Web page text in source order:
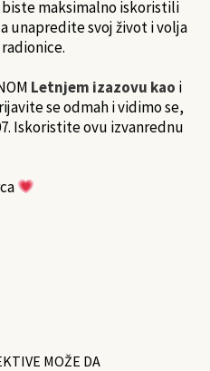
maksimalno iskoristili
unapredite svoj život i volja
Letnjem izazovu kao i
se odmah i vidimo se,
Iskoristite ovu izvanrednu
MOŽE DA